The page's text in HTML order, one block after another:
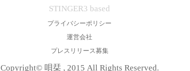
STINGER3 based
プライバシーポリシー
運営会社
プレスリリース募集
Copyright© 唄栞 , 2015 All Rights Reserved.